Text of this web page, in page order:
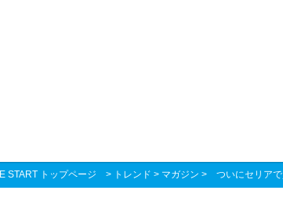
E START トップページ > トレンド > マガジン > ついにセリア